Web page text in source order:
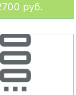
руб.